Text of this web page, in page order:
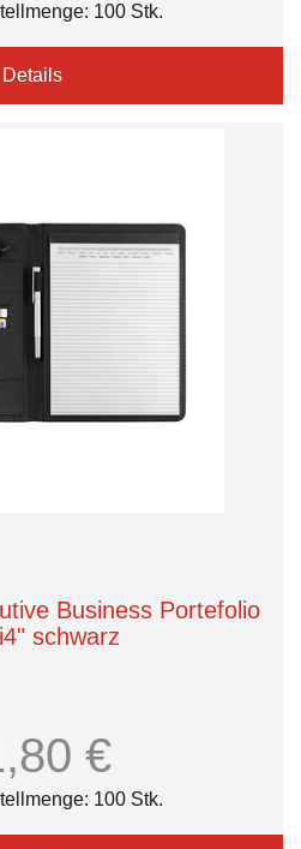
100 Stk.
Details
Business Portefolio
schwarz
€
100 Stk.